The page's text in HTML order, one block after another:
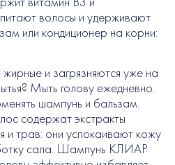
волосы и удерживают
или кондиционер на корни:
и загрязняются уже на
Мыть голову ежедневно.
шампунь и бальзам.
содержат экстракты
и трав: они успокаивают кожу
сала. Шампунь КЛИАР